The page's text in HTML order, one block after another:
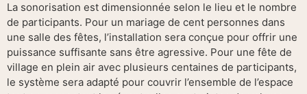
La sonorisation est dimensionnée selon le lieu et le nombre
de participants. Pour un mariage de cent personnes dans
une salle des fêtes, l’installation sera conçue pour offrir une
puissance suffisante sans être agressive. Pour une fête de
village en plein air avec plusieurs centaines de participants,
le système sera adapté pour couvrir l’ensemble de l’espace